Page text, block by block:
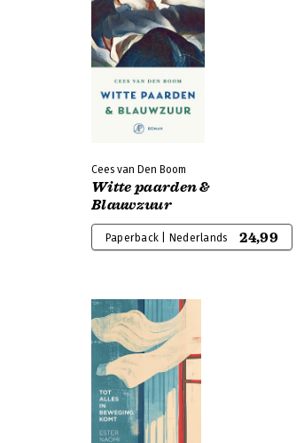
Cees van Den Boom
Witte paarden &
Blauwzuur
Paperback | Nederlands 24,99